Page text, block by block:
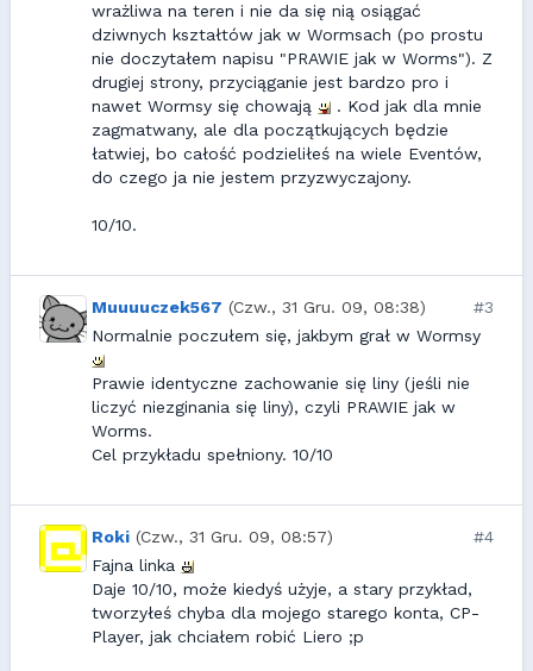
wrażliwa na teren i nie da się nią osiągać
dziwnych kształtów jak w Wormsach (po prostu
nie doczytałem napisu "PRAWIE jak w Worms"). Z
drugiej strony, przyciąganie jest bardzo pro i
nawet Wormsy się chowają
. Kod jak dla mnie
zagmatwany, ale dla początkujących będzie
łatwiej, bo całość podzieliłeś na wiele Eventów,
do czego ja nie jestem przyzwyczajony.
10/10.
Muuuuczek567 (Czw., 31 Gru. 09, 08:38)
#3
Normalnie poczułem się, jakbym grał w Wormsy
Prawie identyczne zachowanie się liny (jeśli nie
liczyć niezginania się liny), czyli PRAWIE jak w
Worms.
Cel przykładu spełniony. 10/10
Roki (Czw., 31 Gru. 09, 08:57)
#4
Fajna linka
Daje 10/10, może kiedyś użyje, a stary przykład,
tworzyłeś chyba dla mojego starego konta, CP-
Player, jak chciałem robić Liero ;p